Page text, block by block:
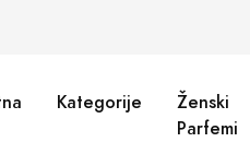
Kategorije
Ženski
Parfemi